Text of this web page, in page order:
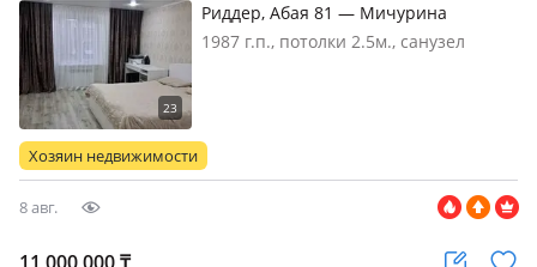
Риддер, Абая 81 — Мичурина
1987 г.п., потолки 2.5м., санузел
квартиру на 7 районе!Полностью
заменены все канализационные
Хозяин недвижимости
8 авг.